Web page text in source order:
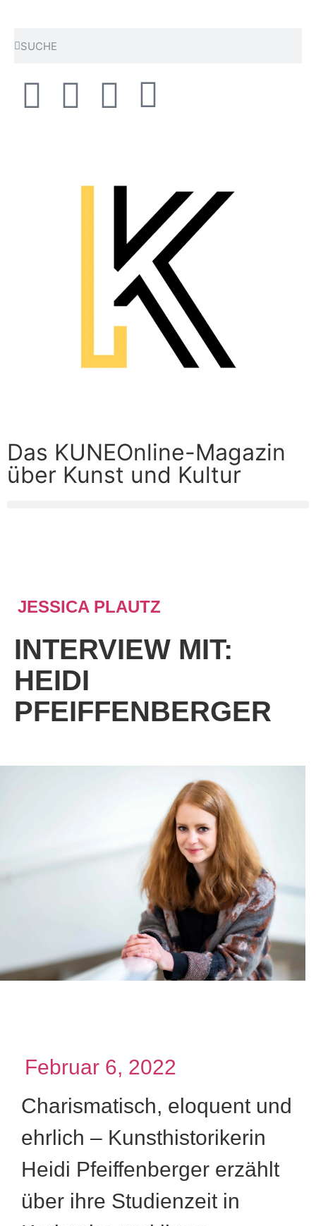
Das KUNEOnline-Magazin
über Kunst und Kultur
JESSICA PLAUTZ
INTERVIEW MIT:
HEIDI
PFEIFFENBERGER
Februar 6, 2022
Charismatisch, eloquent und
ehrlich – Kunsthistorikerin
Heidi Pfeiffenberger erzählt
über ihre Studienzeit in